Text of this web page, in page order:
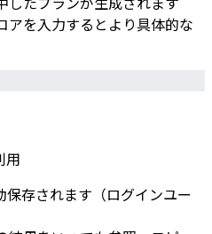
アを入力するとより具体的な
用
保存されます（ログインユー